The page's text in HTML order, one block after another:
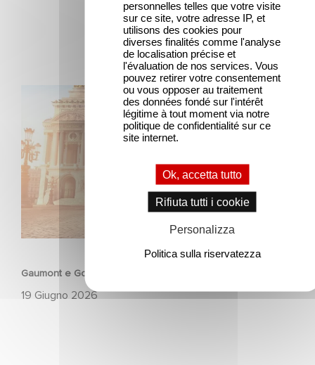
Ultime notizie
Gaumont e Good Hero annunciano il seguito di Ballerina
19 Giugno 2026
Gaumont e Good Hero annunciano il seguito di Ballerina
personnelles telles que votre visite
sur ce site, votre adresse IP, et
utilisons des cookies pour
diverses finalités comme l'analyse
de localisation précise et
l'évaluation de nos services. Vous
pouvez retirer votre consentement
ou vous opposer au traitement
des données fondé sur l'intérêt
légitime à tout moment via notre
politique de confidentialité sur ce
site internet.
Ok, accetta tutto
Rifiuta tutti i cookie
Personalizza
Politica sulla riservatezza